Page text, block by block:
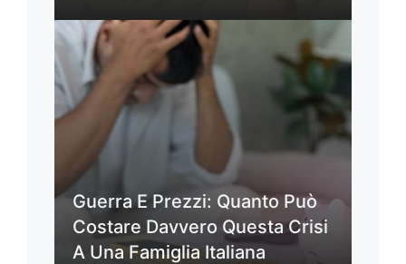
Guerra E Prezzi: Quanto Può
Costare Davvero Questa Crisi
A Una Famiglia Italiana